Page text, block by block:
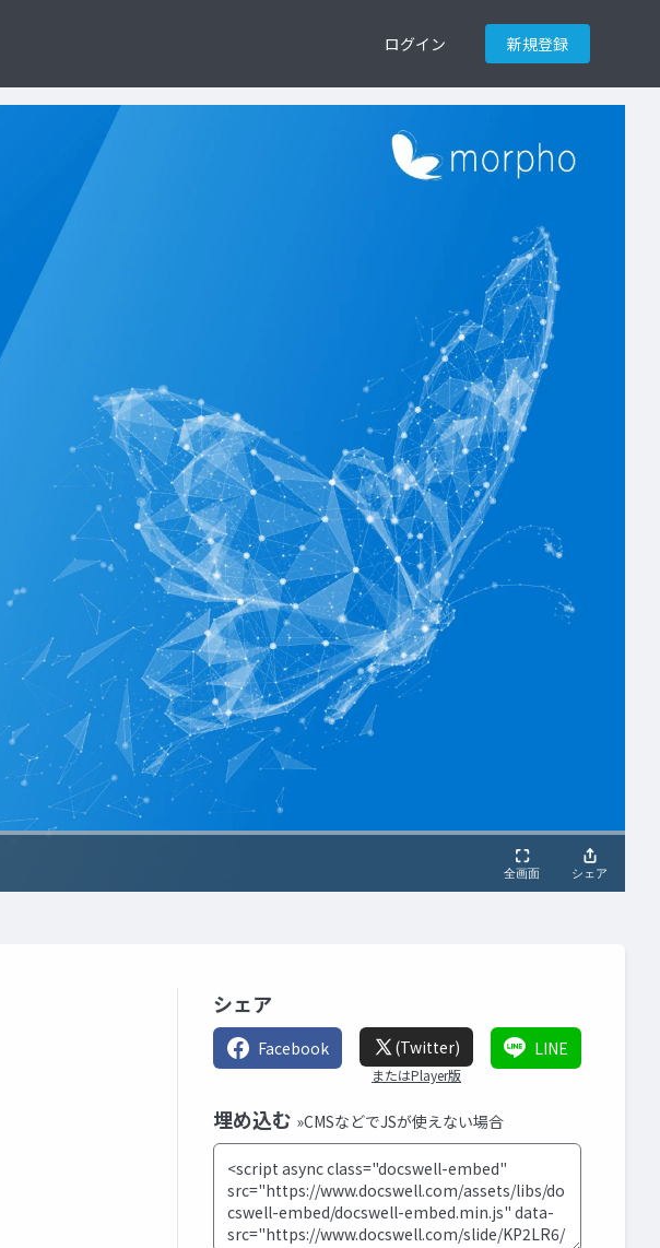
ログイン 新規登録
シェア
Facebook (Twitter)
またはPlayer版
LINE
埋め込む »CMSなどでJSが使えない場合